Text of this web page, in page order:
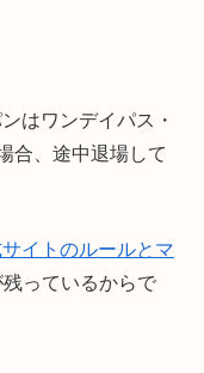
はワンデイパス・
合、途中退場して
イトのルールとマ
っているからで